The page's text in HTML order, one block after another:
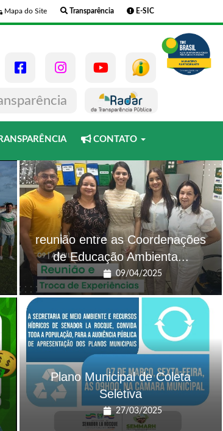
Mapa do Site Transparência E-SIC
CONTATO
reunião entre as Coordenações
de Educação Ambienta...
09/04/2025
Plano Municipal de Coleta
Seletiva
27/03/2025